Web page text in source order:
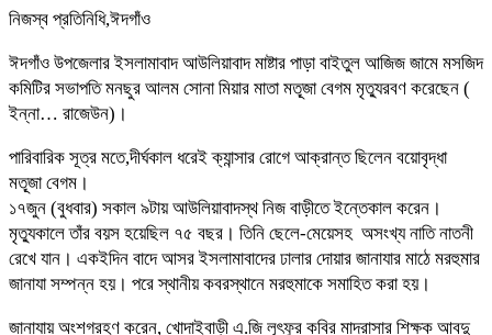
নিজস্ব প্রতিনিধি,ঈদগাঁও
ঈদগাঁও উপজেলার ইসলামাবাদ আউলিয়াবাদ মাষ্টার পাড়া বাইতুল আজিজ জামে মসজিদ
কমিটির সভাপতি মনছুর আলম সোনা মিয়ার মাতা মতূ্জা বেগম মৃত্যুরবণ করেছেন (
ইন্না… রাজেউন)।
পারিবারিক সূত্র মতে,দীর্ঘকাল ধরেই ক্যান্সার রোগে আক্রান্ত ছিলেন বয়োবৃদ্ধা
মতূ্জা বেগম।
১৭জুন (বুধবার) সকাল ৯টায় আউলিয়াবাদস্থ নিজ বাড়ীতে ইন্তেকাল করেন।
মৃত্যুকালে তাঁর বয়স হয়েছিল ৭৫ বছর। তিনি ছেলে-মেয়েসহ অসংখ্য নাতি নাতনী
রেখে যান। একইদিন বাদে আসর ইসলামাবাদের ঢালার দোয়ার জানাযার মাঠে মরহুমার
জানাযা সম্পন্ন হয়। পরে স্থানীয় কবরস্থানে মরহুমাকে সমাহিত করা হয়।
জানাযায় অংশগ্রহণ করেন, খোদাইবাড়ী এ.জি লূৎফুর কবির মাদ্রাসার শিক্ষক আবদু